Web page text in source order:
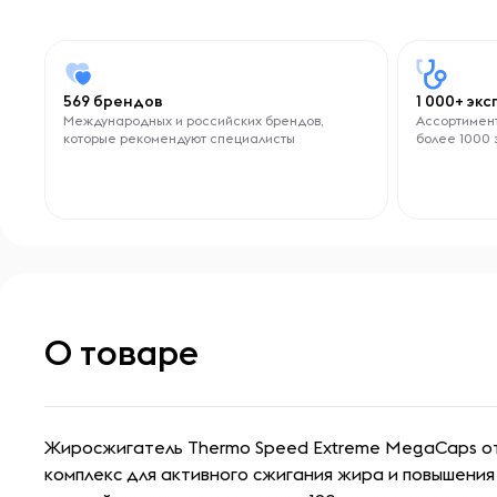
569 брендов
Международных и российских брендов,
которые рекомендуют специалисты
1 000+
более 1000
О товаре
Жиросжигатель Thermo Speed Extreme MegaCaps
комплекс для активного сжигания жира и